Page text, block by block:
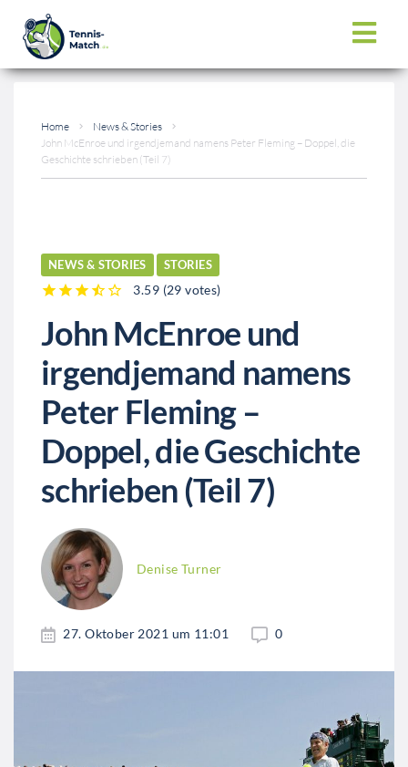
Home
News & Stories
John McEnroe und irgendjemand namens Peter Fleming – Doppel, die
Geschichte schrieben (Teil 7)
NEWS & STORIES STORIES
3.59 (29 votes)
John McEnroe und
irgendjemand namens
Peter Fleming –
Doppel, die Geschichte
schrieben (Teil 7)
Denise Turner
27. Oktober 2021 um 11:01 0